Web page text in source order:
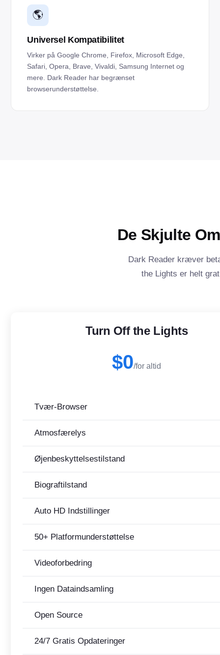
🌎
Universel Kompatibilitet
Virker på Google Chrome, Firefox, Microsoft Edge,
Safari, Opera, Brave, Vivaldi, Samsung Internet og
mere. Dark Reader har begrænset
browserunderstøttelse.
De Skjulte
Dark Reader kræver
the Lights er helt
Turn Off the Lights
$0/for altid
Tvær-Browser
Atmosfærelys
Øjenbeskyttelsestilstand
Biograftilstand
Auto HD Indstillinger
50+ Platformunderstøttelse
Videoforbedring
Ingen Dataindsamling
Open Source
24/7 Gratis Opdateringer